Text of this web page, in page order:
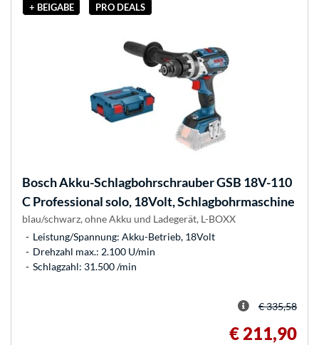
+ BEIGABE PRO DEALS
BoschAkku-Schlagbohrschrauber GSB 18V-110
C Professional solo, 18Volt, Schlagbohrmaschine
blau/schwarz, ohne Akku und Ladegerät, L-BOXX
Leistung/Spannung: Akku-Betrieb, 18Volt
Drehzahl max.: 2.100 U/min
Schlagzahl: 31.500 /min
€ 335,58
€ 211,90